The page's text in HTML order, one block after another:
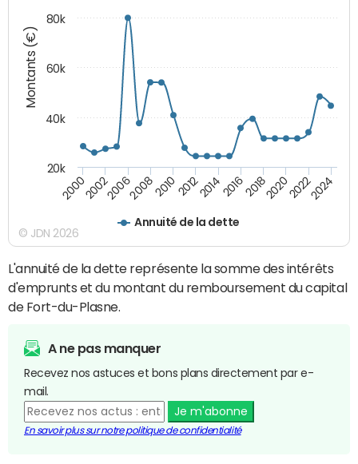
Montants (€)
Annuité de la dette
200020022006200820102012201420162018202020222024
20k
40k
60k
80k
© JDN 2026
L'annuité de la dette représente la somme des intérêts
d'emprunts et du montant du remboursement du capital
de Fort-du-Plasne.
A ne pas manquer
Recevez nos astuces et bons plans directement par e-
mail.
Je m'abonne
En savoir plus sur notre politique de confidentialité